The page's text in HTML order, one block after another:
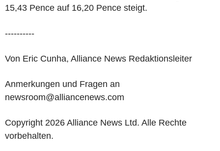
15,43 Pence auf 16,20 Pence steigt.
----------
Von Eric Cunha, Alliance News Redaktionsleiter
Anmerkungen und Fragen an
newsroom@alliancenews.com
Copyright 2026 Alliance News Ltd. Alle Rechte
vorbehalten.